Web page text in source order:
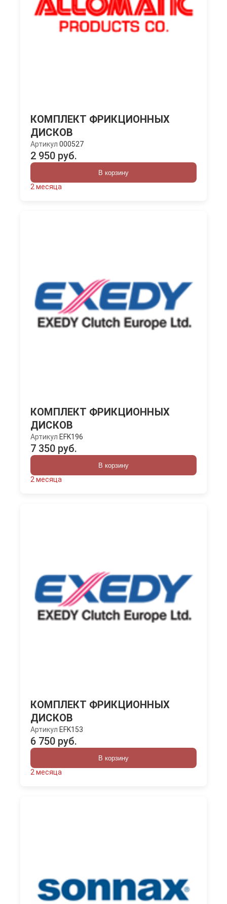
КОМПЛЕКТ ФРИКЦИОННЫХ
ДИСКОВ
Артикул 000527
2 950 руб.
В корзину
2 месяца
КОМПЛЕКТ ФРИКЦИОННЫХ
ДИСКОВ
Артикул EFK196
7 350 руб.
В корзину
2 месяца
КОМПЛЕКТ ФРИКЦИОННЫХ
ДИСКОВ
Артикул EFK153
6 750 руб.
В корзину
2 месяца